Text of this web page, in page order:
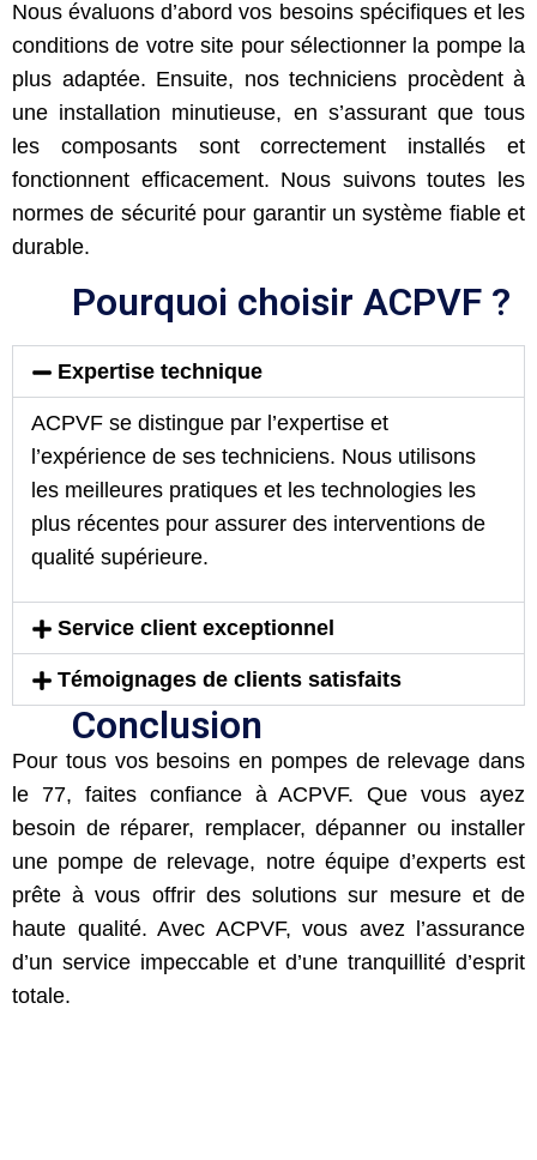
Nous évaluons d’abord vos besoins spécifiques et les
conditions de votre site pour sélectionner la pompe la
plus adaptée. Ensuite, nos techniciens procèdent à
une installation minutieuse, en s’assurant que tous
les composants sont correctement installés et
fonctionnent efficacement. Nous suivons toutes les
normes de sécurité pour garantir un système fiable et
durable.
Pourquoi choisir ACPVF ?
Expertise technique
ACPVF se distingue par l’expertise et
l’expérience de ses techniciens. Nous utilisons
les meilleures pratiques et les technologies les
plus récentes pour assurer des interventions de
qualité supérieure.
Service client exceptionnel
Témoignages de clients satisfaits
Conclusion
Pour tous vos besoins en pompes de relevage dans
le 77, faites confiance à ACPVF. Que vous ayez
besoin de réparer, remplacer, dépanner ou installer
une pompe de relevage, notre équipe d’experts est
prête à vous offrir des solutions sur mesure et de
haute qualité. Avec ACPVF, vous avez l’assurance
d’un service impeccable et d’une tranquillité d’esprit
totale.